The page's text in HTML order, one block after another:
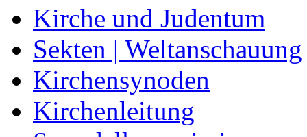
Kirche und Judentum
Sekten | Weltanschauung
Kirchensynoden
Kirchenleitung